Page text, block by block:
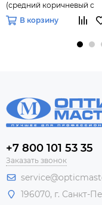
(средний коричневый с
золотисто-оранжевым
В корзину
+7 800 101 53 35
Заказать звонок
196070, г. Санкт-